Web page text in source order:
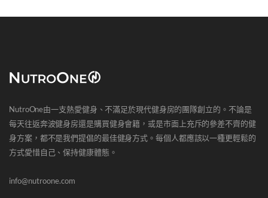
NutroOne由一支熱愛健身、不滿足於現代健身房的團隊創立的。不論是
每天往返奔波健身房還是購買健身會籍，或是市面上充斥的參差不齊的健
身方案，都不是我們提倡的最佳健身方式。每個人都應該以一種更輕鬆的
方式愛惜自己、保持健康體態。
info@nutroone.com